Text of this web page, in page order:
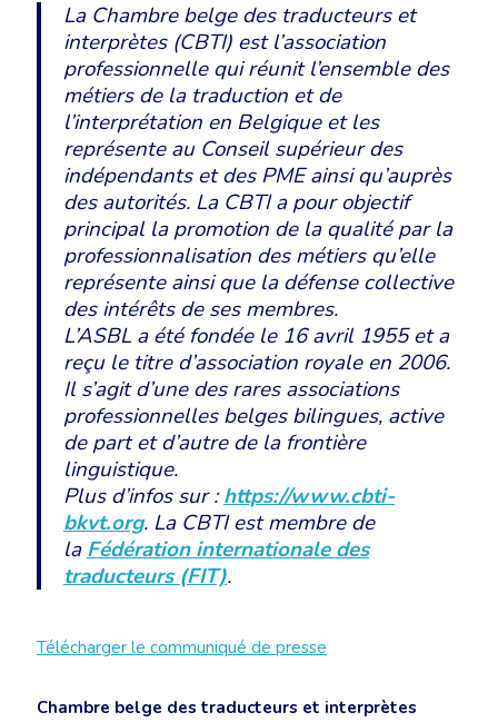
La Chambre belge des traducteurs et
interprètes (CBTI) est l’association
professionnelle qui réunit l’ensemble des
métiers de la traduction et de
l’interprétation en Belgique et les
représente au Conseil supérieur des
indépendants et des PME ainsi qu’auprès
des autorités. La CBTI a pour objectif
principal la promotion de la qualité par la
professionnalisation des métiers qu’elle
représente ainsi que la défense collective
des intérêts de ses membres.
L’ASBL a été fondée le 16 avril 1955 et a
reçu le titre d’association royale en 2006.
Il s’agit d’une des rares associations
professionnelles belges bilingues, active
de part et d’autre de la frontière
linguistique.
Plus d’infos sur :https://www.cbti-
bkvt.org. La CBTI est membre de
laFédération internationale des
traducteurs (FIT).
Télécharger le communiqué de presse
Chambre belge des traducteurs et interprètes